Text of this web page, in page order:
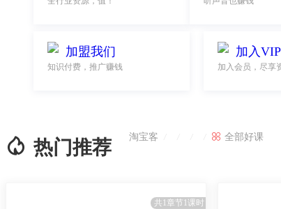
加盟我们
知识付费，推广赚钱
加入VIP
加入会员，尽享
 热门推荐 淘宝客  全部好课
共1章节1课时